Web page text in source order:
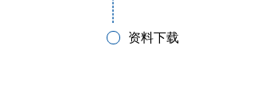
资料下载